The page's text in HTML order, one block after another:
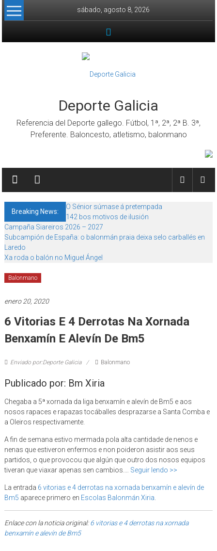
Skip to content
sábado, agosto 8, 2026
Deporte Galicia
Referencia del Deporte gallego. Fútbol, 1ª, 2ª, 2ª B. 3ª,
Preferente. Baloncesto, atletismo, balonmano
Breaking News:
O Sénior súmase á pretempada
142 bos motivos de ilusión
Campaña Siareiros 2026 – 2027
Subcampión de España: o balonmán praia deixa selo carballés en
Laredo
Xa roda o balón no Miguel Ángel
Balonmano
enero 20, 2020
6 Vitorias E 4 Derrotas Na Xornada
Benxamín E Alevín De Bm5
Enviado por:Deporte Galicia Balonmano
Publicado por: Bm Xiria
Chegaba a 5ª xornada da liga benxamín e alevín de Bm5 e aos
nosos rapaces e rapazas tocáballes desprazarse a Santa Comba e
a Oleiros respectivamente.
A fin de semana estivo mermada pola alta cantidade de nenos e
nenas que estiveron enfermos e non poideron asistir aos seus
partidos, o que provocou que algún que outro dos nosos equipos
tiveran que viaxar apenas sen cambios.… Seguir lendo >>
La entrada 6 vitorias e 4 derrotas na xornada benxamín e alevín de
Bm5 aparece primero en Escolas Balonmán Xiria.
Enlace con la noticia original:6 vitorias e 4 derrotas na xornada
benxamín e alevín de Bm5